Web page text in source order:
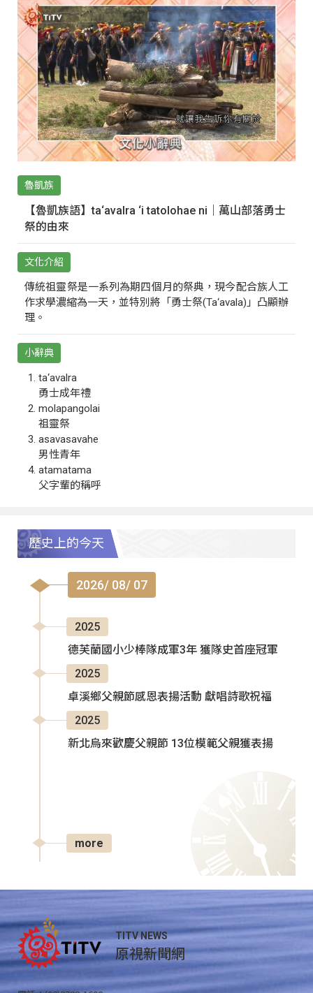
魯凱族
【魯凱族語】ta‘avalra ‘i tatolohae ni｜萬山部落勇士
祭的由來
文化介紹
傳統祖靈祭是一系列為期四個月的祭典，現今配合族人工
作求學濃縮為一天，並特別將「勇士祭(Ta‘avala)」凸顯辦
理。
小辭典
ta‘avalra
勇士成年禮
molapangolai
祖靈祭
asavasavahe
男性青年
atamatama
父字輩的稱呼
歷史上的今天
2026/ 08/ 07
2025
德芙蘭國小少棒隊成軍3年 獲隊史首座冠軍
2025
卓溪鄉父親節感恩表揚活動 獻唱詩歌祝福
2025
新北烏來歡慶父親節 13位模範父親獲表揚
more
TITV NEWS
原視新聞網